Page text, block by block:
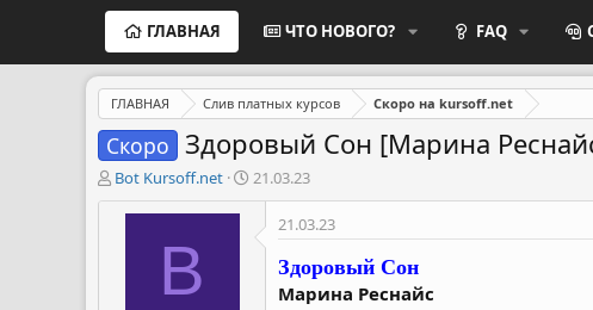
ГЛАВНАЯ ЧТО НОВОГО? FAQ
ГЛАВНАЯ Слив платных курсов Скоро на kursoff.net
Скоро Здоровый Сон [Марина
А
в
Bot Kursoff.net
Д
а
а
21.03.23
B
21.03.23
Здоровый Сон
Марина Реснайс